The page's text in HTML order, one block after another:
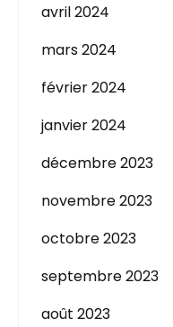
avril 2024
mars 2024
février 2024
janvier 2024
décembre 2023
novembre 2023
octobre 2023
septembre 2023
août 2023